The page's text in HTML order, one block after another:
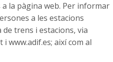
la pàgina web. Per informar
a les estacions
trens i estacions, via
www.adif.es; així com al